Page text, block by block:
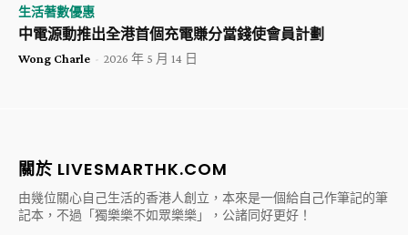
生活著數優惠
中電源動推出全港首個充電賺分當錢使會員計劃
Wong Charle - 2026 年 5 月 14 日
關於 LIVESMARTHK.COM
由幾位關心自己生活的香港人創立，本來是一個給自己作筆記的筆
記本，不過「獨樂樂不如眾樂樂」，公諸同好更好！